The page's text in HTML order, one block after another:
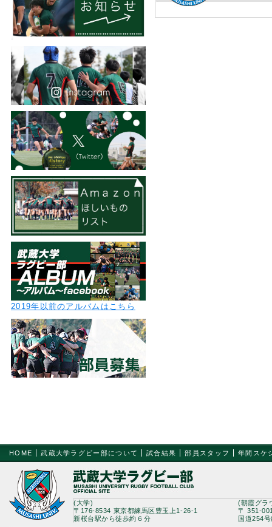
2019年以前のアルバムはこちら
HOME 武蔵大学ラグビー部について 試合結果 部員スタッフ 年間スケ
(大学)
〒176-8534 東京都練馬区豊玉上1-26-1
新桜台駅から徒歩約６分
(朝霞グラ
〒 351-
国道254